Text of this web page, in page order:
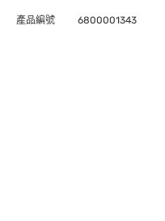
產品編號 6800001343